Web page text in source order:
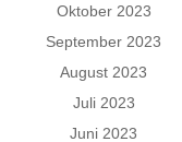
Oktober 2023
September 2023
August 2023
Juli 2023
Juni 2023